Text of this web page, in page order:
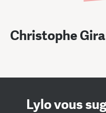
Christophe
Lylo vous